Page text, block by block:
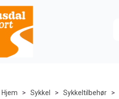
Hjem > Sykkel > Sykkeltilbehør >